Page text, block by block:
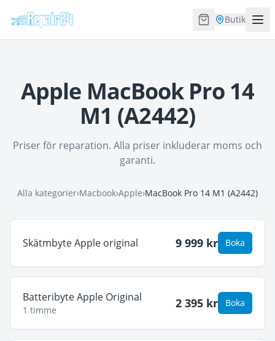
Butik
Apple MacBook Pro 14
M1 (A2442)
Priser för reparation. Alla priser inkluderar moms och
garanti.
Alla kategorier›Macbook›Apple›MacBook Pro 14 M1 (A2442)
Skätmbyte Apple original 9 999 kr Boka
Batteribyte Apple Original
1 timme 2 395 kr Boka